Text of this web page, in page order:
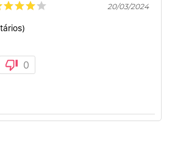
20/03/2024
0